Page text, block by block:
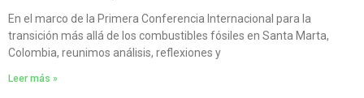
En el marco de la Primera Conferencia Internacional para la
transición más allá de los combustibles fósiles en Santa Marta,
Colombia, reunimos análisis, reflexiones y
Leer más »